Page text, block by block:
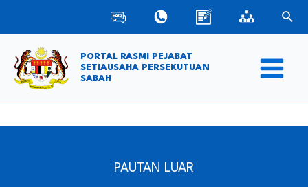
PORTAL RASMI PEJABAT
SETIAUSAHA PERSEKUTUAN
SABAH
Main
PAUTAN LUAR